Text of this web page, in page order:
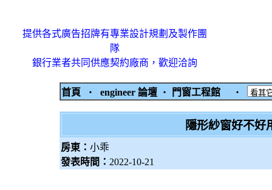
提供各式廣告招牌有專業設計規劃及製作團
隊
銀行業者共同供應契約廠商，歡迎洽詢
首頁 ‧ engineer 論壇 ‧ 門窗工程館 ‧
隱形紗窗好不好
房東： 小乖
發表時間： 2022-10-21